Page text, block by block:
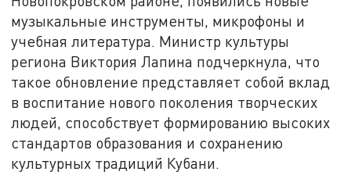
музыкальные инструменты, микрофоны и
учебная литература. Министр культуры
региона Виктория Лапина подчеркнула, что
такое обновление представляет собой вклад
в воспитание нового поколения творческих
людей, способствует формированию высоких
стандартов образования и сохранению
культурных традиций Кубани.